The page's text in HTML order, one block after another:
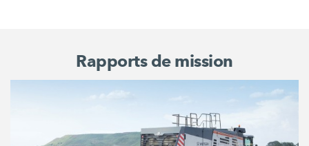
Rapports de mission